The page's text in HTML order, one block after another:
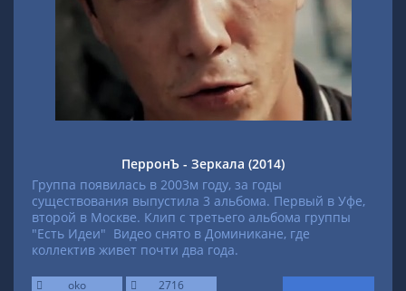
ПерронЪ - Зеркала (2014)
Группа появилась в 2003м году, за годы
существования выпустила 3 альбома. Первый в Уфе,
второй в Москве. Клип с третьего альбома группы
"Есть Идеи" Видео снято в Доминикане, где
коллектив живет почти два года.
oko
2716